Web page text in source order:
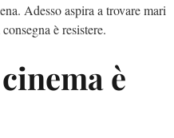
Adesso aspira a trovare mari
è resistere.
è